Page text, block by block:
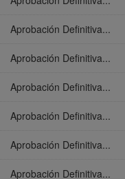
Aprobación Definitiva...
Aprobación Definitiva...
Aprobación Definitiva...
Aprobación Definitiva...
Aprobación Definitiva...
Aprobación Definitiva...